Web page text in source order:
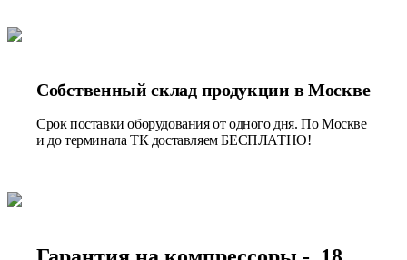
Собственный склад продукции в Москве
Срок поставки оборудования от одного дня. По Москве
и до терминала ТК доставляем БЕСПЛАТНО!